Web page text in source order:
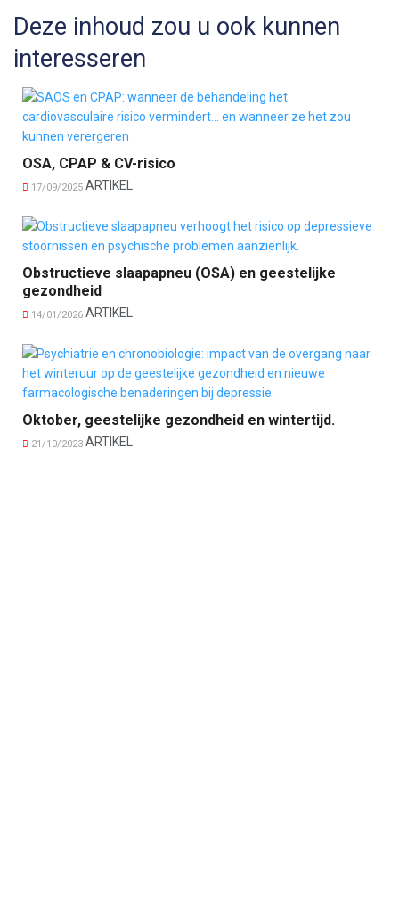
Deze inhoud zou u ook kunnen
interesseren
OSA, CPAP & CV-risico
17/09/2025 ARTIKEL
Obstructieve slaapapneu (OSA) en geestelijke
gezondheid
14/01/2026 ARTIKEL
Oktober, geestelijke gezondheid en wintertijd.
21/10/2023 ARTIKEL